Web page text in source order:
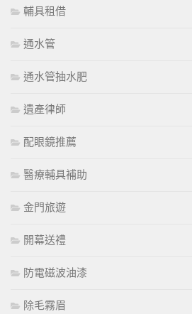
輔具租借
通水管
通水管抽水肥
遺產律師
配眼鏡推薦
醫療輔具補助
金門旅遊
開幕送禮
防電磁波油漆
除毛霧眉